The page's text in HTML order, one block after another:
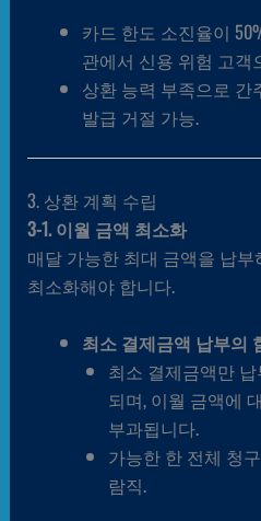
카드 한도 소진율이
관에서 신용 위험 고객
상환 능력 부족으로 간
발급 거절 가능.
3. 상환 계획 수립
3-1. 이월 금액 최소화
매달 가능한 최대 금액을 납
최소화해야 합니다.
최소 결제금액 납부의
최소 결제금액만
되며, 이월 금액에
부과됩니다.
가능한 한 전체 청
람직.